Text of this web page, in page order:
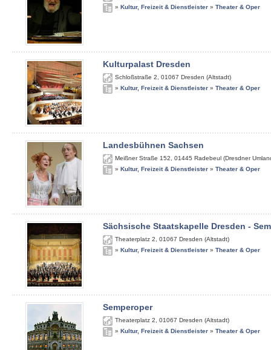
» Kultur, Freizeit & Dienstleister » Theater & Oper
Kulturpalast Dresden
Schloßstraße 2 01067 Dresden (Altstadt)
» Kultur, Freizeit & Dienstleister » Theater & Oper
Landesbühnen Sachsen
Meißner Straße 152 01445 Radebeul (Dresdner
» Kultur, Freizeit & Dienstleister » Theater & Oper
Sächsische Staatskapelle Dresden -
Theaterplatz 2 01067 Dresden (Altstadt)
» Kultur, Freizeit & Dienstleister » Theater & Oper
Semperoper
Theaterplatz 2 01067 Dresden (Altstadt)
» Kultur, Freizeit & Dienstleister » Theater & Oper